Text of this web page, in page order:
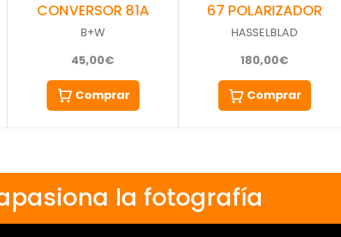
CONVERSOR 81A
B+W
45,00€
Comprar
67 POLARIZADOR
HASSELBLAD
180,00€
Comprar
la fotografía